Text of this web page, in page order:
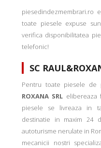
piesedindezmembrari.ro
toate piesele expuse
verifica disponibilitatea
telefonic!
SC
Pentru toate piesele de
ROXANA SRL elibereaza
piesele se livreaza in
destinatie in maxim 24
autoturisme nerulate in
mecanicii nostri